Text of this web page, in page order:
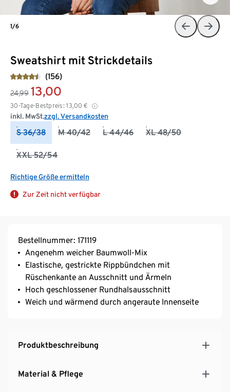
Sweatshirt mit Strickdetails
(156)
24,99 13,00
30-Tage-Bestpreis: 13,00 €
inkl. MwSt.zzgl. Versandkosten
S 36/38 M 40/42 L 44/46 XL 48/50
XXL 52/54
Richtige Größe ermitteln
Zur Zeit nicht verfügbar
1/6
Bestellnummer: 171119
Angenehm weicher Baumwoll-Mix
Elastische, gestrickte Rippbündchen mit
Rüschenkante an Ausschnitt und Ärmeln
Hoch geschlossener Rundhalsausschnitt
Weich und wärmend durch angeraute Innenseite
Produktbeschreibung
Material & Pflege